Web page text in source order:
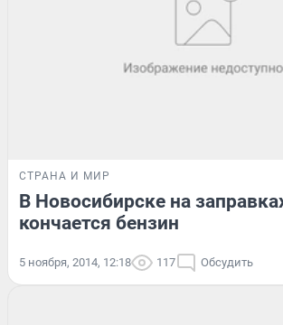
СТРАНА И МИР
В Новосибирске на
кончается бензин
5 ноября, 2014, 12:18 117 Обсудить